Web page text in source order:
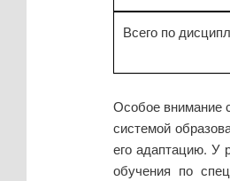
Всего по
Особое внимание
системой
его адаптацию. У
обучения по